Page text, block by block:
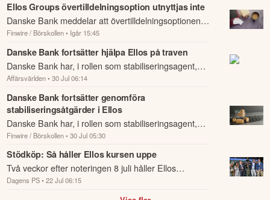
Ellos Groups övertilldelningsoption utnyttjas inte
Danske Bank meddelar att övertilldelningsoptionen
om 750 000 aktier i e-handelsbolaget Ellos,
motsvarande 15 procent av erbjudandet, inte ha...
Finwire / Börskollen • Igår 15:45
Danske Bank fortsätter hjälpa Ellos på traven
Danske Bank har, i rollen som stabiliseringsagent,
fortsatt genomföra stabiliseringsåtgärder i e-
handelsbolaget Ellos aktie.
Affärsvärlden • 30 Jul 06:14
Danske Bank fortsätter genomföra
stabiliseringsåtgärder i Ellos
Danske Bank har, i rollen som stabiliseringsagent,
fortsatt genomföra stabiliseringsåtgärder i e-
handelsbolaget Ellos aktie.
Finwire / Börskollen • 30 Jul 05:30
Stödköp: Så håller Ellos kursen uppe
Två veckor efter noteringen 8 juli håller Ellos
börskursen uppe.
Dagens PS • 22 Jul 06:15